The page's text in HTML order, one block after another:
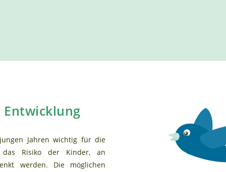
Entwicklung
Jahren wichtig für die
das Risiko der Kinder, an
werden. Die möglichen